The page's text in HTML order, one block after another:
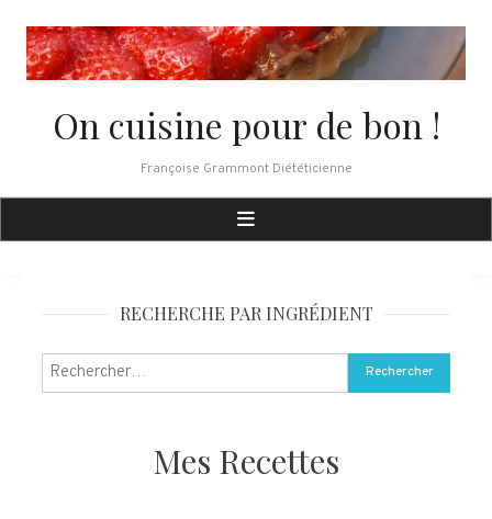
content
On cuisine pour de bon !
Françoise Grammont Diététicienne
RECHERCHE PAR INGRÉDIENT
Rechercher :
Mes Recettes